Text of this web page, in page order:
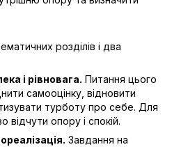
розділів і два
і рівновага. Питання цього
самооцінку, відновити
турботу про себе. Для
відчути опору і спокій.
Завдання на